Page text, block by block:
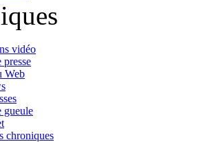
vidéo
presse
Web
gueule
chroniques